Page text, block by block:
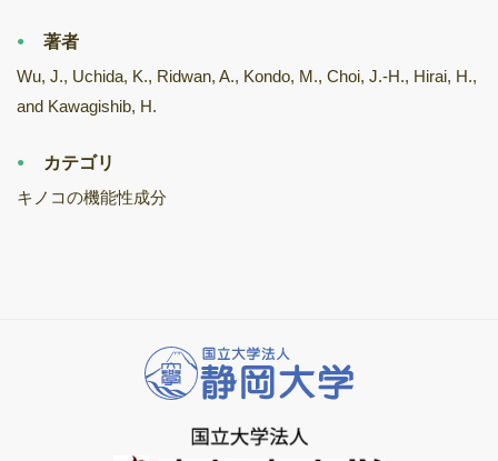
著者
Wu, J., Uchida, K., Ridwan, A., Kondo, M., Choi, J.-H., Hirai, H.,
and Kawagishib, H.
カテゴリ
キノコの機能性成分